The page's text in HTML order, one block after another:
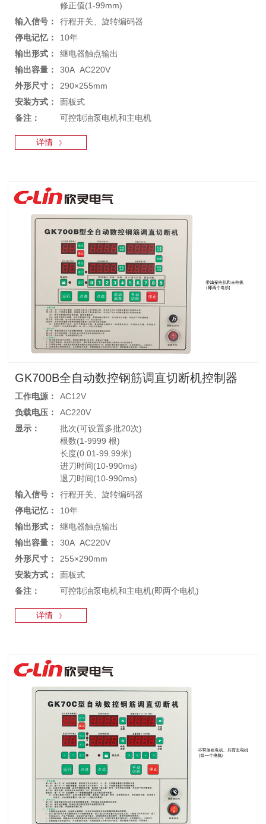
修正值(1-99mm)
输入信号：
行程开关、旋转编码器
停电记忆：
10年
输出形式：
继电器触点输出
输出容量：
30A AC220V
外形尺寸：
290×255mm
安装方式：
面板式
备注：
可控制油泵电机和主电机
详情 》
GK700B全自动数控钢筋调直切断机控制器
工作电源：
AC12V
负载电压：
AC220V
显示：
批次(可设置多批20次)
根数(1-9999 根)
长度(0.01-99.99米)
进刀时间(10-990ms)
退刀时间(10-990ms)
输入信号：
行程开关、旋转编码器
停电记忆：
10年
输出形式：
继电器触点输出
输出容量：
30A AC220V
外形尺寸：
255×290mm
安装方式：
面板式
备注：
可控制油泵电机和主电机(即两个电机)
详情 》